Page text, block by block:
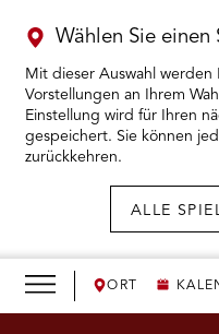
ORT
Wählen Sie einen
Mit dieser Auswahl
Vorstellungen an Ihrem
Einstellung wird für Ihren
gespeichert. Sie können
zurückkehren.
KARTENKAUF
WIR ÖFFNEN